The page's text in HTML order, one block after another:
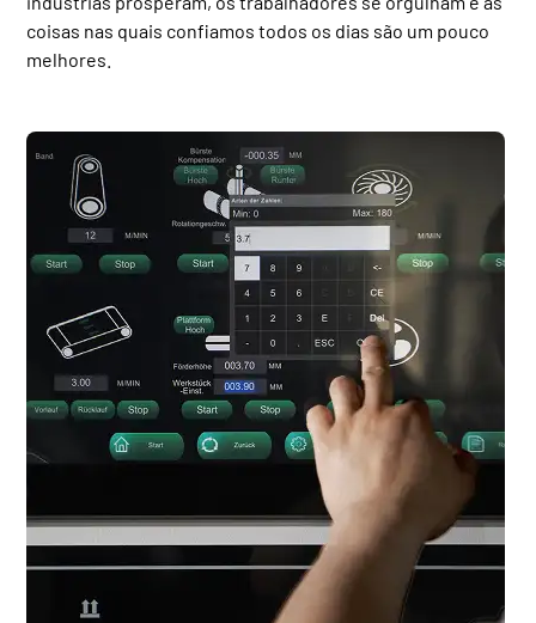
coisas nas quais confiamos todos os dias são um pouco
melhores.